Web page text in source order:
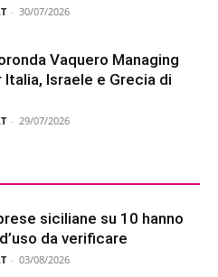
- 30/07/2026
Vaquero Managing
Israele e Grecia di
- 29/07/2026
siciliane su 10 hanno
da verificare
- 03/08/2026